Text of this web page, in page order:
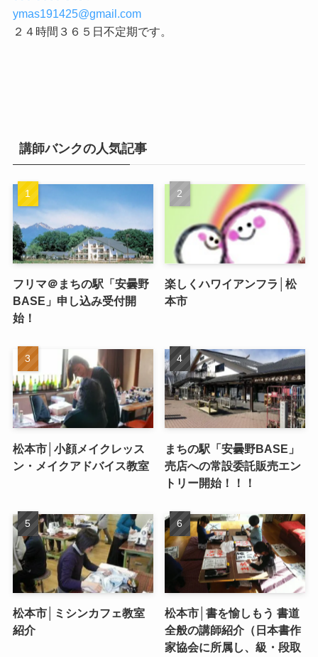
ymas191425@gmail.com
２４時間３６５日不定期です。
講師バンクの人気記事
フリマ＠まちの駅「安曇野
BASE」申し込み受付開
始！
楽しくハワイアンフラ│松
本市
松本市│小顔メイクレッス
ン・メイクアドバイス教室
まちの駅「安曇野BASE」
売店への常設委託販売エン
トリー開始！！！
松本市│ミシンカフェ教室
紹介
松本市│書を愉しもう 書道
全般の講師紹介（日本書作
家協会に所属し、級・段取